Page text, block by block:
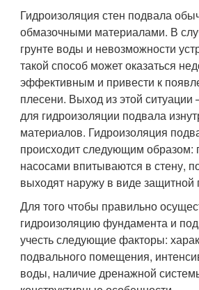
Гидроизоляция стен подвала
обмазочными материалами. В
грунте воды и невозможности
такой способ может оказаться
эффективным и привести к
плесени. Выход из этой
для гидроизоляции подвала
материалов. Гидроизоляция
происходит следующим образом:
насосами впитываются в стену,
выходят наружу в виде защитной
Для того чтобы правильно
гидроизоляцию фундамента и
учесть следующие факторы:
подвального помещения,
воды, наличие дренажной